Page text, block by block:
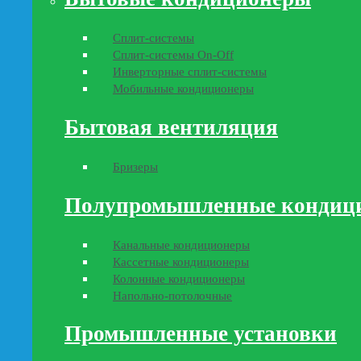
Сплит-системы
Сплит-системы On-Off
Инверторные сплит-системы
Мобильные кондиционеры
Бытовая вентиляция
Бризеры
Полупромышленные
Канальные кондиционеры
Кассетные кондиционеры
Колонные кондиционеры
Напольно-потолочные
Промышленные установки